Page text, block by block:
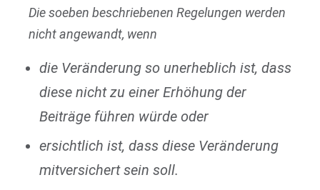
Die soeben beschriebenen Regelungen werden
nicht angewandt, wenn
die Veränderung so unerheblich ist, dass
diese nicht zu einer Erhöhung der
Beiträge führen würde oder
ersichtlich ist, dass diese Veränderung
mitversichert sein soll.